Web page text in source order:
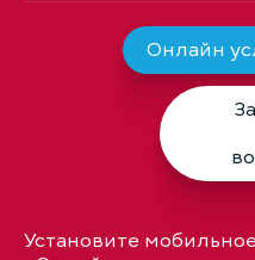
Онлайн
Установите